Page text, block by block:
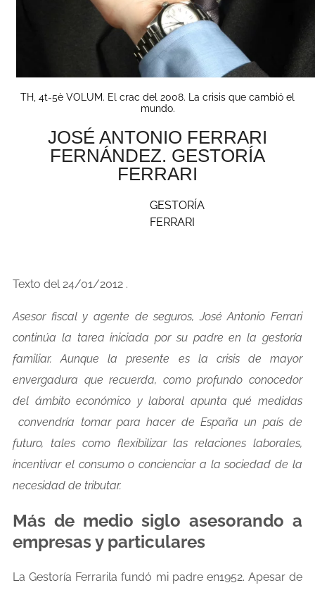
TH, 4t-5è VOLUM. El crac del 2008. La crisis que cambió el
mundo.
JOSÉ ANTONIO FERRARI
FERNÁNDEZ. GESTORÍA
FERRARI
GESTORÍA
FERRARI
Texto del 24/01/2012 .
Asesor fiscal y agente de seguros, José Antonio Ferrari
continúa la tarea iniciada por su padre en la gestoría
familiar. Aunque la presente es la crisis de mayor
envergadura que recuerda, como profundo conocedor
del ámbito económico y laboral apunta qué medidas
convendría tomar para hacer de España un país de
futuro, tales como flexibilizar las relaciones laborales,
incentivar el consumo o concienciar a la sociedad de la
necesidad de tributar.
Más de medio siglo asesorando a
empresas y particulares
La Gestoría Ferrarila fundó mi padre en1952. Apesar de